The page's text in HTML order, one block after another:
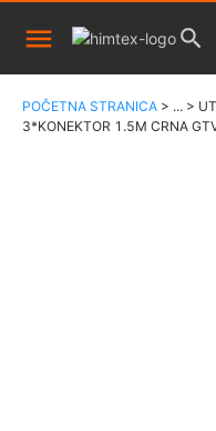
POČETNA STRANICA > ... >
3*KONEKTOR 1.5M CRNA